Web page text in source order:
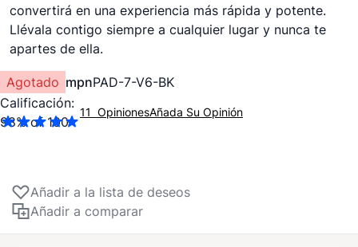
convertirá en una experiencia más rápida y potente.
Llévala contigo siempre a cualquier lugar y nunca te
apartes de ella.
Agotado mpnPAD-7-V6-BK
Calificación:
98% of100
11 OpinionesAñada Su Opinión
Añadir a la lista de deseos
Añadir a comparar